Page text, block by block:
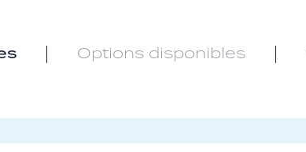
Options disponibles